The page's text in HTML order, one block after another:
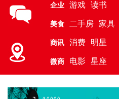
企业 游戏 读书
美食 二手房 家具
商讯 消费 明星
微商 电影 星座